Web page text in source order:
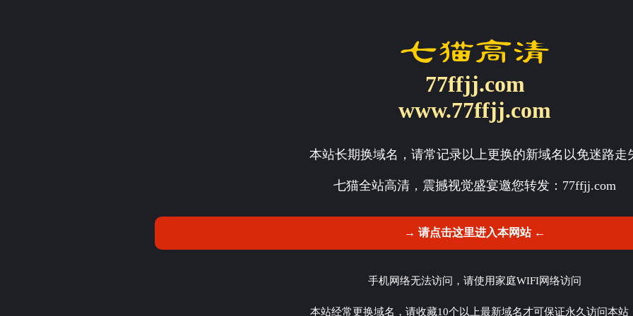
77ffjj.com
www.77ffjj.com
本站长期换域名，请常记录以上更换的新域名以免迷路走
七猫全站高清，震撼视觉盛宴邀您转发： 77ffjj.com
→ 请点击这里进入本网站 ←
手机网络无法访问，请使用家庭WIFI网络访问
本站经常更换域名，请收藏10个以上最新域名才可保证永久访问本站